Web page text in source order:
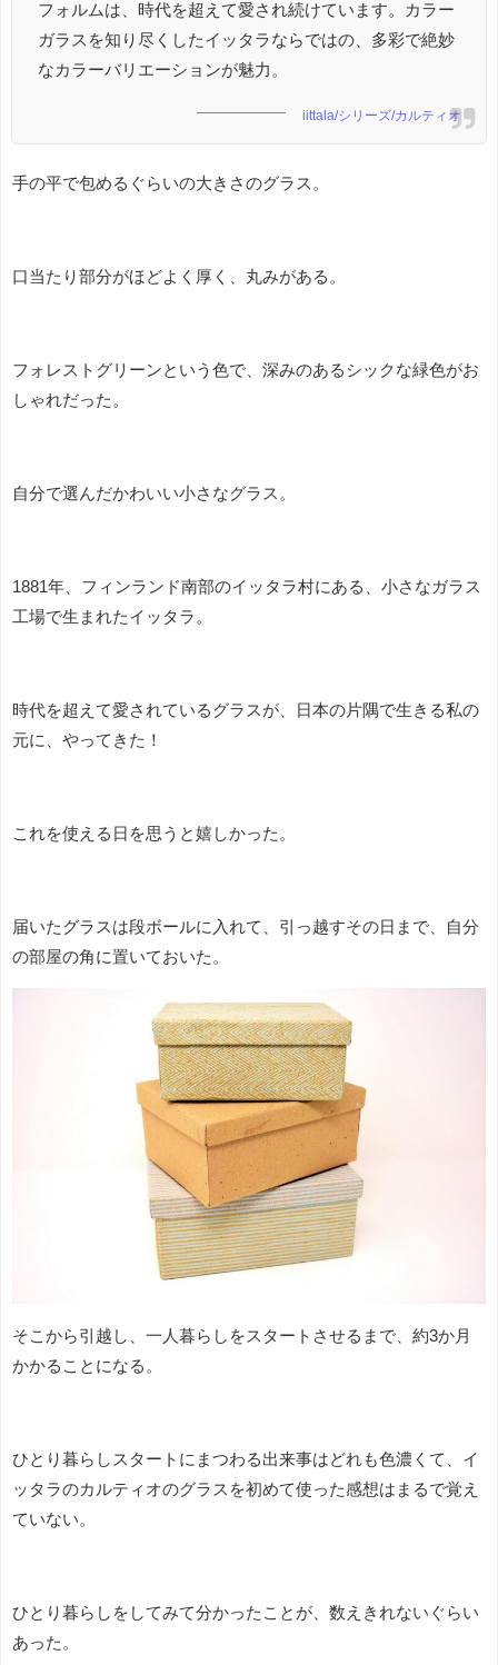
フォルムは、時代を超えて愛され続けています。カラー
ガラスを知り尽くしたイッタラならではの、多彩で絶妙
なカラーバリエーションが魅力。
iittala/シリーズ/カルティオ
手の平で包めるぐらいの大きさのグラス。
口当たり部分がほどよく厚く、丸みがある。
フォレストグリーンという色で、深みのあるシックな緑色がお
しゃれだった。
自分で選んだかわいい小さなグラス。
1881年、フィンランド南部のイッタラ村にある、小さなガラス
工場で生まれたイッタラ。
時代を超えて愛されているグラスが、日本の片隅で生きる私の
元に、やってきた！
これを使える日を思うと嬉しかった。
届いたグラスは段ボールに入れて、引っ越すその日まで、自分
の部屋の角に置いておいた。
そこから引越し、一人暮らしをスタートさせるまで、約3か月
かかることになる。
ひとり暮らしスタートにまつわる出来事はどれも色濃くて、イ
ッタラのカルティオのグラスを初めて使った感想はまるで覚え
ていない。
ひとり暮らしをしてみて分かったことが、数えきれないぐらい
あった。